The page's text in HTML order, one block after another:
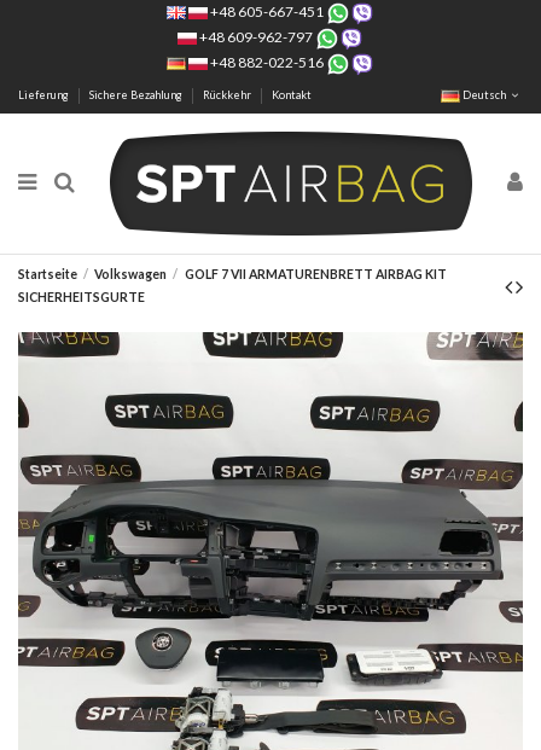
+48 605-667-451
+48 609-962-797
+48 882-022-516
Lieferung Sichere Bezahlung Rückkehr Kontakt Deutsch
Startseite Volkswagen
GOLF 7 VII ARMATURENBRETT AIRBAG KIT
SICHERHEITSGURTE